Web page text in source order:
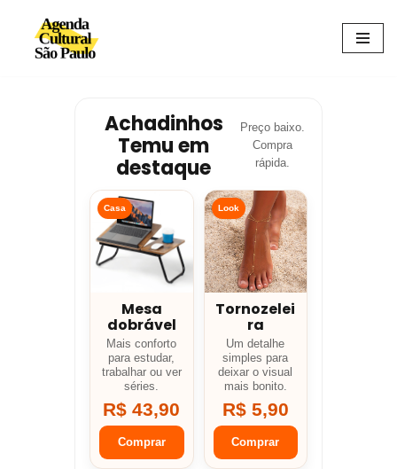
Avançar
Achadinhos
Temu em
destaque
Preço baixo.
Compra
rápida.
Casa
Mesa
dobrável
Mais conforto
para estudar,
trabalhar ou ver
séries.
R$ 43,90
Comprar
Look
Tornozelei
ra
Um detalhe
simples para
deixar o visual
mais bonito.
R$ 5,90
Comprar